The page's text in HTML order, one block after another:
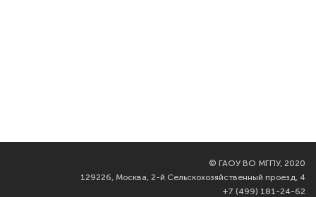
© ГАОУ ВО МГПУ, 2020
129226, Москва, 2-й Сельскохозяйственный проезд, 4
+7 (499) 181-24-62